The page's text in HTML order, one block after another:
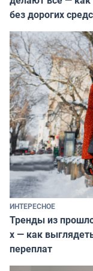
без дорогих
ИНТЕРЕСНОЕ
Тренды из
х — как
переплат